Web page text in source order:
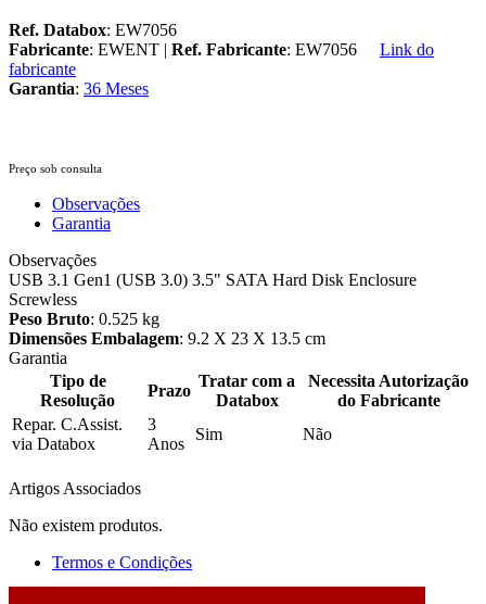
Ref. Databox: EW7056
Fabricante: EWENT | Ref. Fabricante: EW7056
Link do
fabricante
Garantia: 36 Meses
Preço sob consulta
Observações
Garantia
Observações
USB 3.1 Gen1 (USB 3.0) 3.5" SATA Hard Disk Enclosure
Screwless
Peso Bruto: 0.525 kg
Dimensões Embalagem: 9.2 X 23 X 13.5 cm
Garantia
Tipo de
Resolução
Prazo
Tratar com a
Databox
Necessita Autorização
do Fabricante
Repar. C.Assist.
via Databox
3
Anos
Sim Não
Artigos Associados
Não existem produtos.
Termos e Condições